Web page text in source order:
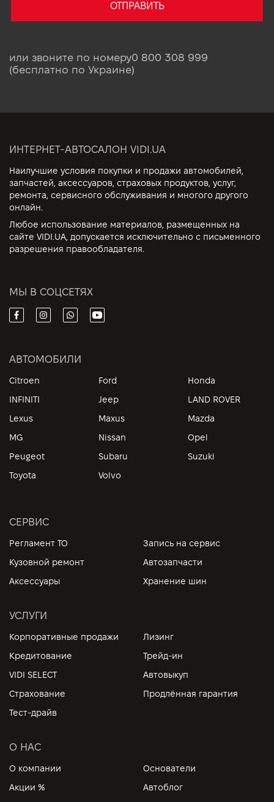
ОТПРАВИТЬ
или звоните по номеру0 800 308 999
(бесплатно по Украине)
ИНТЕРНЕТ-АВТОСАЛОН VIDI.UA
Наилучшие условия покупки и продажи автомобилей,
запчастей, аксессуаров, страховых продуктов, услуг,
ремонта, сервисного обслуживания и многого другого
онлайн.
Любое использование материалов, размещенных на
сайте VIDI.UA, допускается исключительно с письменного
разрешения правообладателя.
МЫ В СОЦСЕТЯХ
АВТОМОБИЛИ
Citroen Ford
Honda
INFINITI
Jeep
LAND ROVER
Lexus
Maxus
Mazda
MG
Nissan
Opel
Peugeot
Subaru
Suzuki
Toyota
Volvo
СЕРВИС
Регламент ТО
Запись на сервис
Кузовной ремонт
Автозапчасти
Аксессуары
Хранение шин
УСЛУГИ
Корпоративные продажи
Лизинг
Кредитование
Трейд-ин
VIDI SELECT
Автовыкуп
Страхование
Продлённая гарантия
Тест-драйв
О НАС
О компании
Основатели
Акции %
Автоблог